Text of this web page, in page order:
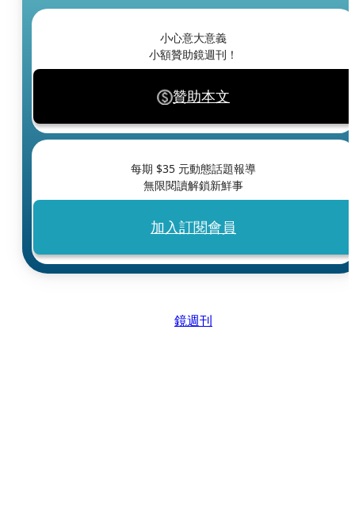
小心意大意義
小額贊助鏡週刊！
贊助本文
每期 $35 元動態話題報導
無限閱讀解鎖新鮮事
加入訂閱會員
鏡週刊